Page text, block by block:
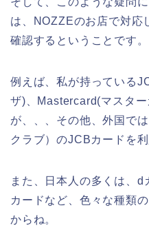
は、NOZZEのお店で対応
確認するということです。
例えば、私が持っている
ザ)、Mastercard(マスタ
が、、、その他、外国で
クラブ）のJCBカードを
また、日本人の多くは、d
カードなど、色々な種類
からね。